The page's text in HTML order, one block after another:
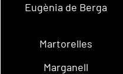
Eugènia de Berga
Martorelles
Marganell